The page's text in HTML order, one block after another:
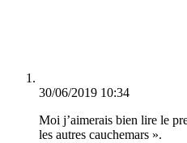
30/06/2019 10:34
Moi j’aimerais bien lire le
les autres cauchemars ».